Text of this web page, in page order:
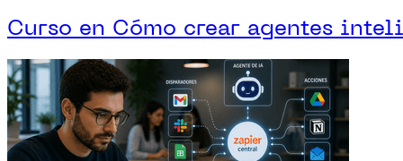
Curso en Cómo crear agentes